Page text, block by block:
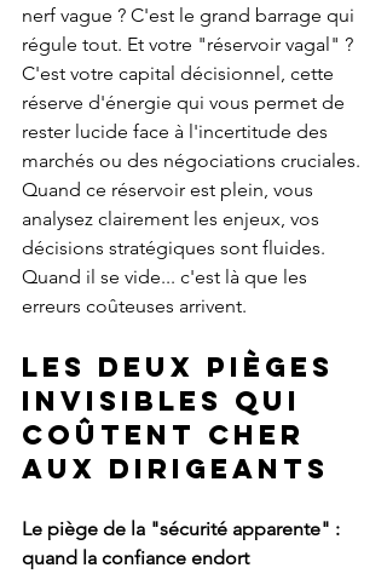
nerf vague ? C'est le grand barrage qui
régule tout. Et votre "réservoir vagal" ?
C'est votre capital décisionnel, cette
réserve d'énergie qui vous permet de
rester lucide face à l'incertitude des
marchés ou des négociations cruciales.
Quand ce réservoir est plein, vous
analysez clairement les enjeux, vos
décisions stratégiques sont fluides.
Quand il se vide... c'est là que les
erreurs coûteuses arrivent.
Les deux pièges
invisibles qui
coûtent cher
aux dirigeants
Le piège de la "sécurité apparente" :
quand la confiance endort